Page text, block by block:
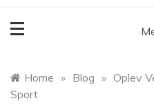
Home » Blog » Oplev
Sport